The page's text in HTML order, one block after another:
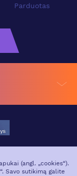
Parduotas
(angl. „cookies“).
Savo sutikimą galite